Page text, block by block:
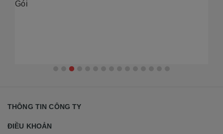
THÔNG TIN CÔNG TY
ĐIỀU KHOẢN